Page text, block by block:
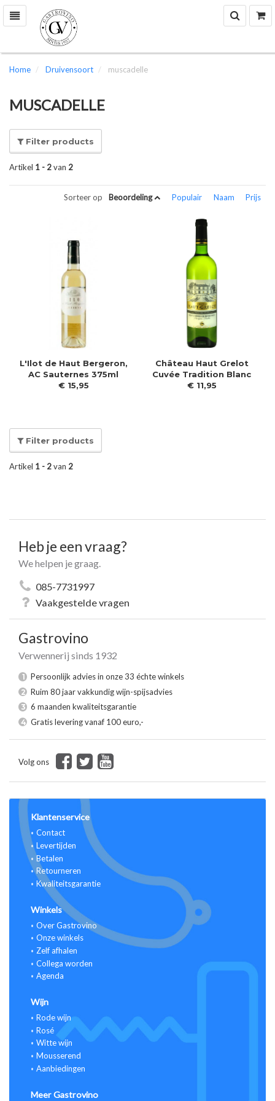
Toggle
navigation
Zoek
Home Druivensoort muscadelle
MUSCADELLE
Filter products
Artikel 1 - 2van 2
Sorteer op Beoordeling Populair Naam Prijs
L'Ilot de Haut Bergeron,
AC Sauternes 375ml
€ 15,95
Château Haut Grelot
Cuvée Tradition Blanc
€ 11,95
Filter products
Artikel 1 - 2van 2
Heb je een vraag?
We helpen je graag.
085-7731997
Vaakgestelde vragen
Gastrovino
Verwennerij sinds 1932
1 Persoonlijk advies in onze 33 échte winkels
2 Ruim 80 jaar vakkundig wijn-spijsadvies
3 6 maanden kwaliteitsgarantie
4 Gratis levering vanaf 100 euro,-
Volg ons
Klantenservice
Contact
Levertijden
Betalen
Retourneren
Kwaliteitsgarantie
Winkels
Over Gastrovino
Onze winkels
Zelf afhalen
Collega worden
Agenda
Wijn
Rode wijn
Rosé
Witte wijn
Mousserend
Aanbiedingen
Meer Gastrovino